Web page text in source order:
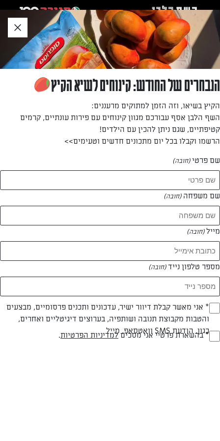
לאזור
תוכן
תחתון
חזרה לעמוד הבית
שלי מליקר
—
המתכונים של
0 מתכונים
המאמרים של שלי מליקר
הנבחרים של החודש: קינוחים לשיא הקיץ
הקיץ בשיאו, וזה הזמן למתוקים מרעננים:
השף הלבן אסף עבורכם מגוון קינוחים עם פירות עונתיים, קרמים
קטיפתיים, שגם ניתן להכין עם הילדים!
הרשמו וקבלו בכל יום מתכונים חדשים וטעימים>>
שם פרטי(חובה)
שם משפחה (חובה)
מייל(חובה)
מספר טלפון נייד(חובה)
Opt_In
(חובה)
* אני מאשר קבלת דיוור ישיר, עדכונים ותכנים פרסומיים, מבצעים
והטבות מקבוצת תנובה ושותפיה, בערוצים דיגיטליים ואחרים,
כגון, הודעת SMS וואטסאפ, מייל
RegulationsApproved
* בהשארת פרטיי אני מסכיםלמדיניות הפרטיות.